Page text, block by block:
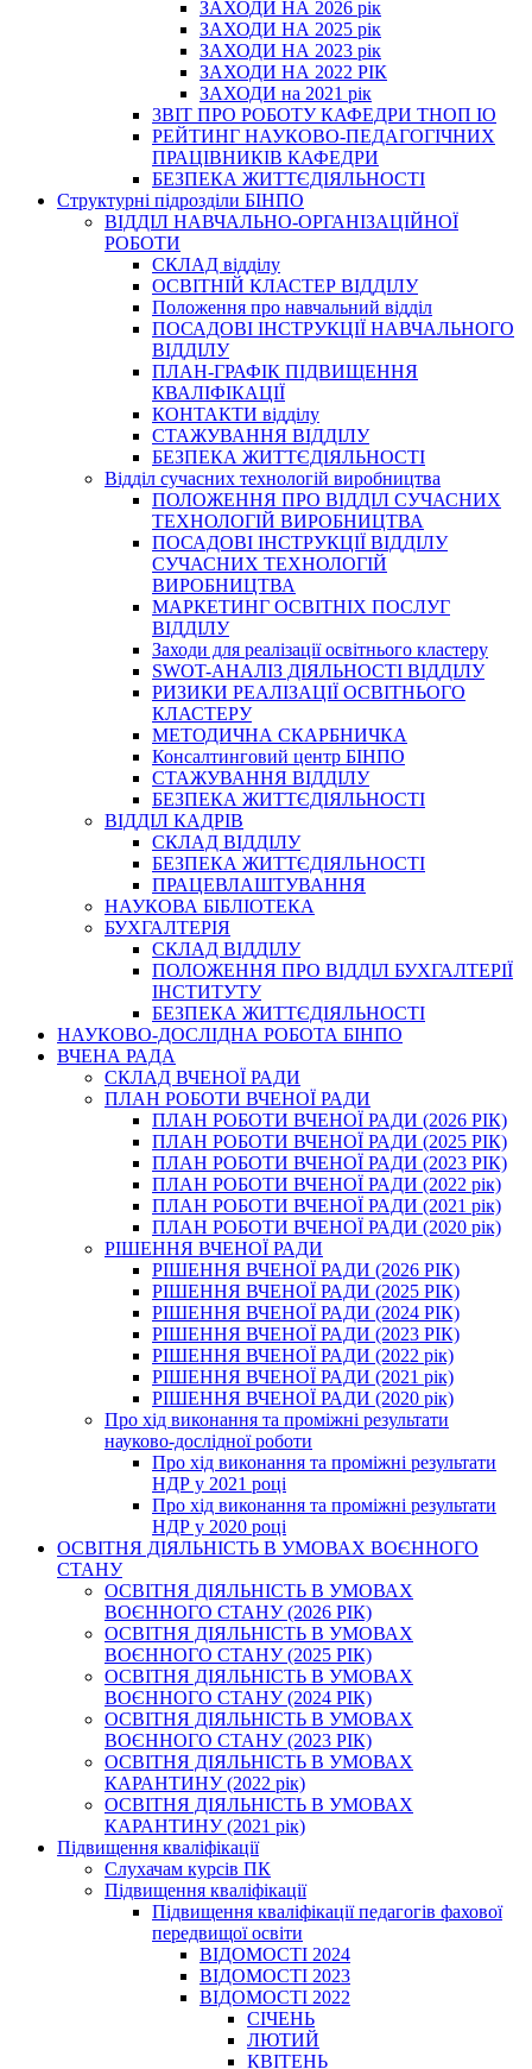
ЗАХОДИ НА 2026 рік
ЗАХОДИ НА 2025 рік
ЗАХОДИ НА 2023 рік
ЗАХОДИ НА 2022 РІК
ЗАХОДИ на 2021 рік
3BIT ПРО РОБОТУ КАФЕДРИ ТНОП ІО
РЕЙТИНГ НАУКОВО-ПЕДАГОГІЧНИХ
ПРАЦІВНИКІВ КАФЕДРИ
БЕЗПЕКА ЖИТТЄДІЯЛЬНОСТІ
Структурні підрозділи БІНПО
ВІДДІЛ НАВЧАЛЬНО-ОРГАНІЗАЦІЙНОЇ
РОБОТИ
СКЛАД відділу
ОСВІТНІЙ КЛАСТЕР ВІДДІЛУ
Положення про навчальний вiддiл
ПОСАДОВІ ІНСТРУКЦІЇ НАВЧАЛЬНОГО
ВІДДІЛУ
ПЛАН-ГРАФІК ПІДВИЩЕННЯ
КВАЛІФІКАЦІЇ
КОНТАКТИ відділу
СТАЖУВАННЯ ВІДДІЛУ
БЕЗПЕКА ЖИТТЄДІЯЛЬНОСТІ
Відділ сучасних технологій виробництва
ПОЛОЖЕННЯ ПРО ВІДДІЛ СУЧАСНИХ
ТЕХНОЛОГІЙ ВИРОБНИЦТВА
ПОСАДОВІ ІНСТРУКЦІЇ ВІДДІЛУ
СУЧАСНИХ ТЕХНОЛОГІЙ
ВИРОБНИЦТВА
МАРКЕТИНГ ОСВІТНІХ ПОСЛУГ
ВІДДІЛУ
Заходи для реалізації освітнього кластеру
SWOT-АНАЛІЗ ДІЯЛЬНОСТІ ВІДДІЛУ
РИЗИКИ РЕАЛІЗАЦІЇ ОСВІТНЬОГО
КЛАСТЕРУ
МЕТОДИЧНА СКАРБНИЧКА
Консалтинговий центр БІНПО
СТАЖУВАННЯ ВІДДІЛУ
БЕЗПЕКА ЖИТТЄДІЯЛЬНОСТІ
ВІДДІЛ КАДРІВ
СКЛАД ВІДДІЛУ
БЕЗПЕКА ЖИТТЄДІЯЛЬНОСТІ
ПРАЦЕВЛАШТУВАННЯ
НАУКОВА БІБЛІОТЕКА
БУХГАЛТЕРІЯ
СКЛАД ВІДДІЛУ
ПОЛОЖЕННЯ ПРО ВІДДІЛ БУХГАЛТЕРІЇ
ІНСТИТУТУ
БЕЗПЕКА ЖИТТЄДІЯЛЬНОСТІ
НАУКОВО-ДОСЛІДНА РОБОТА БІНПО
ВЧЕНА РАДА
СКЛАД ВЧЕНОЇ РАДИ
ПЛАН РОБОТИ ВЧЕНОЇ РАДИ
ПЛАН РОБОТИ ВЧЕНОЇ РАДИ (2026 РІК)
ПЛАН РОБОТИ ВЧЕНОЇ РАДИ (2025 РІК)
ПЛАН РОБОТИ ВЧЕНОЇ РАДИ (2023 РІК)
ПЛАН РОБОТИ ВЧЕНОЇ РАДИ (2022 рік)
ПЛАН РОБОТИ ВЧЕНОЇ РАДИ (2021 рік)
ПЛАН РОБОТИ ВЧЕНОЇ РАДИ (2020 рік)
РІШЕННЯ ВЧЕНОЇ РАДИ
РІШЕННЯ ВЧЕНОЇ РАДИ (2026 РІК)
РІШЕННЯ ВЧЕНОЇ РАДИ (2025 РІК)
РІШЕННЯ ВЧЕНОЇ РАДИ (2024 РІК)
РІШЕННЯ ВЧЕНОЇ РАДИ (2023 РІК)
РІШЕННЯ ВЧЕНОЇ РАДИ (2022 рік)
РІШЕННЯ ВЧЕНОЇ РАДИ (2021 рік)
РІШЕННЯ ВЧЕНОЇ РАДИ (2020 рік)
Про хід виконання та проміжні результати
науково-дослідної роботи
Про хід виконання та проміжні результати
НДР у 2021 році
Про хід виконання та проміжні результати
НДР у 2020 році
ОСВІТНЯ ДІЯЛЬНІСТЬ В УМОВАХ ВОЄННОГО
СТАНУ
ОСВІТНЯ ДІЯЛЬНІСТЬ В УМОВАХ
ВОЄННОГО СТАНУ (2026 РІК)
ОСВІТНЯ ДІЯЛЬНІСТЬ В УМОВАХ
ВОЄННОГО СТАНУ (2025 РІК)
ОСВІТНЯ ДІЯЛЬНІСТЬ В УМОВАХ
ВОЄННОГО СТАНУ (2024 РІК)
ОСВІТНЯ ДІЯЛЬНІСТЬ В УМОВАХ
ВОЄННОГО СТАНУ (2023 РІК)
ОСВІТНЯ ДІЯЛЬНІСТЬ В УМОВАХ
КАРАНТИНУ (2022 рік)
ОСВІТНЯ ДІЯЛЬНІСТЬ В УМОВАХ
КАРАНТИНУ (2021 рік)
Підвищення кваліфікації
Слухачам курсів ПК
Підвищення кваліфікації
Підвищення кваліфікації педагогів фахової
передвищої освіти
ВІДОМОСТІ 2024
ВІДОМОСТІ 2023
ВІДОМОСТІ 2022
СІЧЕНЬ
ЛЮТИЙ
КВІТЕНЬ